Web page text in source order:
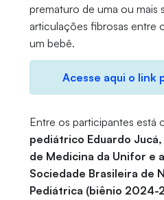
prematuro de uma ou
articulações fibrosas entre
um bebê.
Acesse aqui o link
Entre os participantes está
pediátrico Eduardo
de Medicina da Unifor e
Sociedade Brasileira de
Pediátrica (biênio 2024-